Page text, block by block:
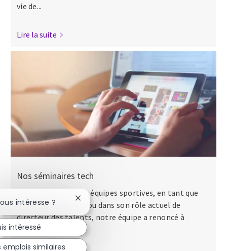
vie de...
Lire la suite
Nos séminaires tech
Que ce soit dans des équipes sportives, en tant que
major dans l’armée ou dans son rôle actuel de
directeur des talents, notre équipe a renoncé à
apporter...
intéresse ? Fermer la notification du chatbot
intéressé
emplois similaires